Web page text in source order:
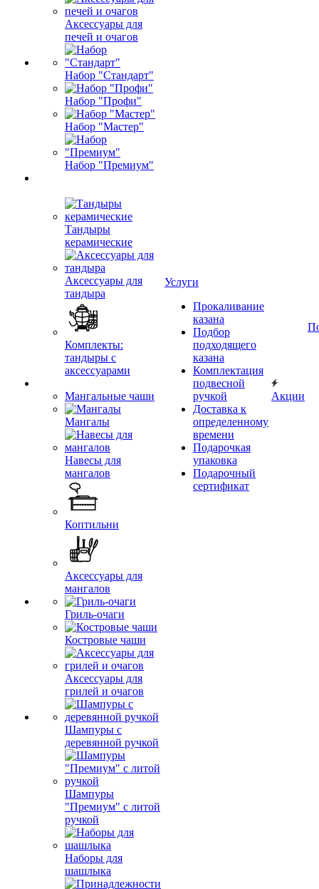
Аксессуары для
печей и очагов
Набор "Стандарт"
Набор "Профи"
Набор "Мастер"
Набор "Премиум"
Тандыры
керамические
Аксессуары для
тандыра
Комплекты:
тандыры с
аксессуарами
Мангальные чаши
Мангалы
Навесы для
мангалов
Коптильни
Аксессуары для
мангалов
Гриль-очаги
Костровые чаши
Аксессуары для
грилей и очагов
Шампуры с
деревянной ручкой
Шампуры
"Премиум" с литой
ручкой
Наборы для
шашлыка
Услуги
Прокаливание
казана
Подбор
подходящего
казана
Комплектация
подвесной
ручкой
Доставка к
определенному
времени
Подарочкая
упаковка
Подарочный
сертификат
Акции